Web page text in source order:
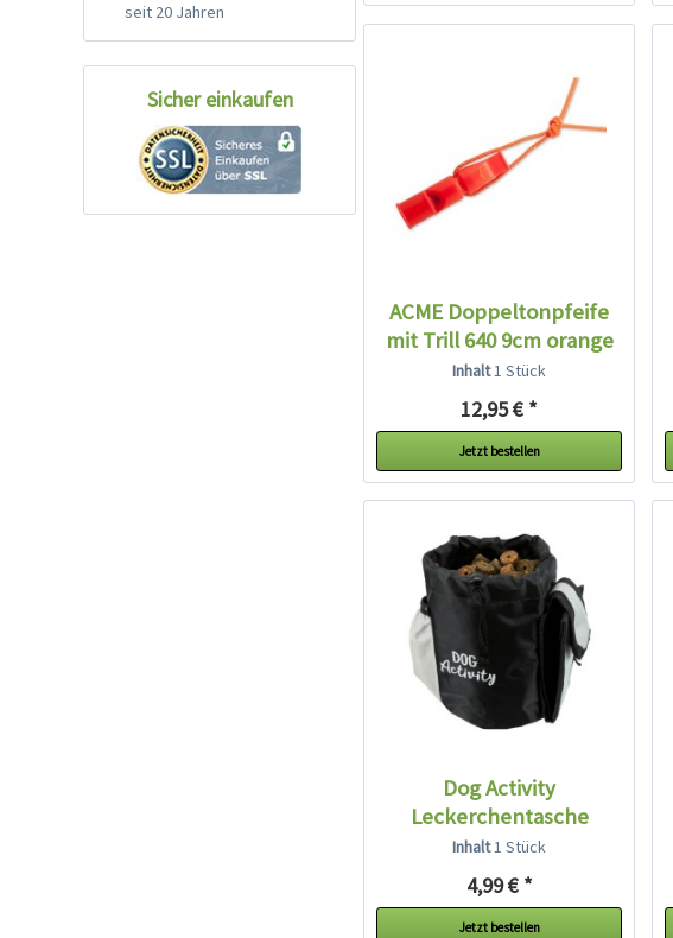
seit 20 Jahren
Sicher einkaufen
ACME Doppeltonpfeife
mit Trill 640 9cm orange
+...
Inhalt1 Stück
12,95 € *
Jetzt bestellen
Dog Activity
Leckerchentasche
Inhalt1 Stück
4,99 € *
Jetzt bestellen